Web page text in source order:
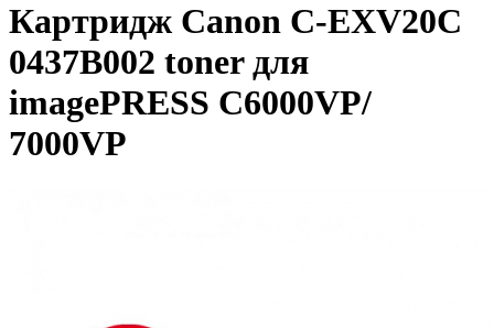
Картридж Canon C-EXV20C
0437B002 toner для
imagePRESS C6000VP/
7000VP